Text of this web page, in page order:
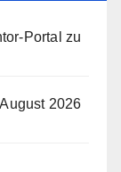
Portal zu
2026